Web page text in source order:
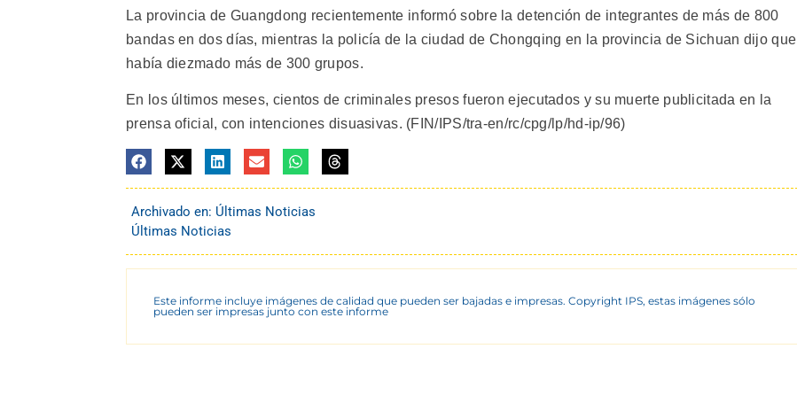
La provincia de Guangdong recientemente informó sobre la detención de integrantes de más de 800
bandas en dos días, mientras la policía de la ciudad de Chongqing en la provincia de Sichuan dijo que
había diezmado más de 300 grupos.
En los últimos meses, cientos de criminales presos fueron ejecutados y su muerte publicitada en la
prensa oficial, con intenciones disuasivas. (FIN/IPS/tra-en/rc/cpg/lp/hd-ip/96)
Archivado en: Últimas Noticias
Últimas Noticias
Este informe incluye imágenes de calidad que pueden ser bajadas e impresas. Copyright IPS, estas imágenes sólo
pueden ser impresas junto con este informe